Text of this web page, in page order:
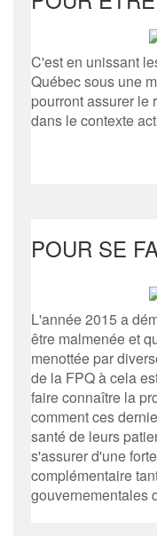
C'est en unissant
Québec sous une
pourront assurer le
dans le contexte
POUR SE
L'année 2015 a
être malmenée et
menottée par
de la FPQ à cela
faire connaître la
comment ces
santé de leurs
s'assurer d'une
complémentaire
gouvernementales